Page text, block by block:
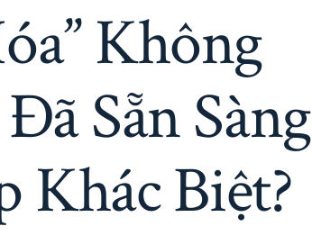
Không
Sẵn Sàng
Khác Biệt?